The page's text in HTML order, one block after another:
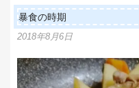
暴食の時期
2018年8月6日